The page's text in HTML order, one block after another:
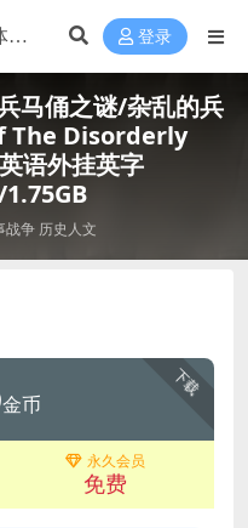
登录
马俑之谜/杂乱的兵
The Disorderly
语外挂英字
战争 历史人文
下载
金币
永久会员
免费